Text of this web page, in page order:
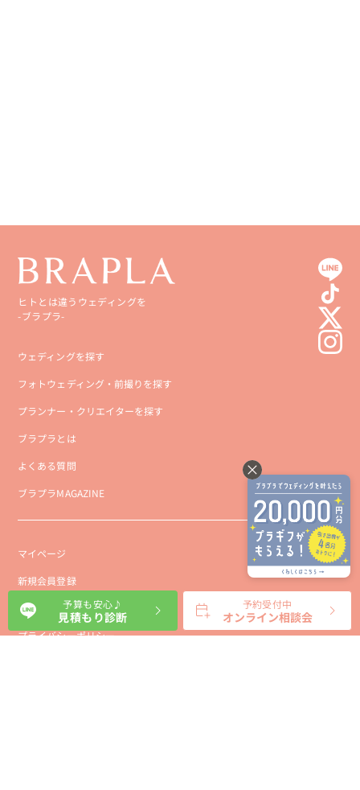
ヒトとは違うウェディングを
-ブラプラ-
ウェディングを探す
フォトウェディング・前撮りを探す
プランナー・クリエイターを探す
ブラプラとは
よくある質問
ブラプラMAGAZINE
マイページ
新規会員登録
会社概要
プライバシーポリシー
予算も安心♪
見積もり診断
予約受付中
オンライン相談会